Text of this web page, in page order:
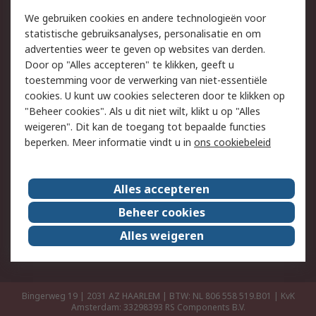
Track & Trace
Wettelijk
Cookiebeleid
Email veiligheid
Privacybeleid
Websitevoorwaarden
Algemene
verkoopvoorwaarden
Over RS
RS Group
Over ons
RS wereldwijd
Werken bij RS
ESG
Bingerweg 19 | 2031 AZ HAARLEM | BTW: NL 806 558 519.B01 | KvK
Amsterdam: 33298393 RS Components B.V.
We gebruiken cookies en andere technologieën voor
statistische gebruiksanalyses, personalisatie en om
advertenties weer te geven op websites van derden.
Door op "Alles accepteren" te klikken, geeft u
toestemming voor de verwerking van niet-essentiële
cookies. U kunt uw cookies selecteren door te klikken op
"Beheer cookies". Als u dit niet wilt, klikt u op "Alles
weigeren". Dit kan de toegang tot bepaalde functies
beperken. Meer informatie vindt u in ons cookiebeleid
Alles accepteren
Beheer cookies
Alles weigeren